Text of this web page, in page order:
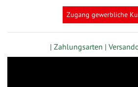
Zugang gewerbliche
| Zahlungsarten |